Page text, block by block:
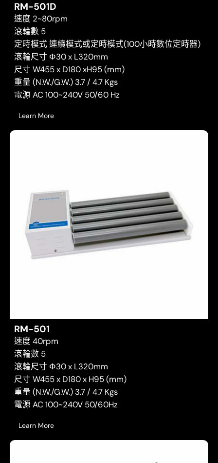
RM-501D
速度 2~80rpm
滾輪數 5
定時模式 連續模式或定時模式(100小時數位定時器)
滾輪尺寸 Φ30 x L320mm
尺寸 W455 x D180 xH95 (mm)
重量 (N.W./G.W.) 3.7 / 4.7 Kgs
電源 AC 100~240V 50/60 Hz
Learn More
RM-501
速度 40rpm
滾輪數 5
滾輪尺寸 Φ30 x L320mm
尺寸 W455 x D180 x H95 (mm)
重量 (N.W./G.W.) 3.7 / 4.7 Kgs
電源 AC 100~240V 50/60Hz
Learn More